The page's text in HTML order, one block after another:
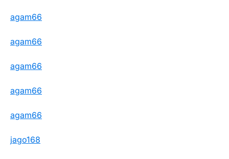
agam66
agam66
agam66
agam66
agam66
jago168